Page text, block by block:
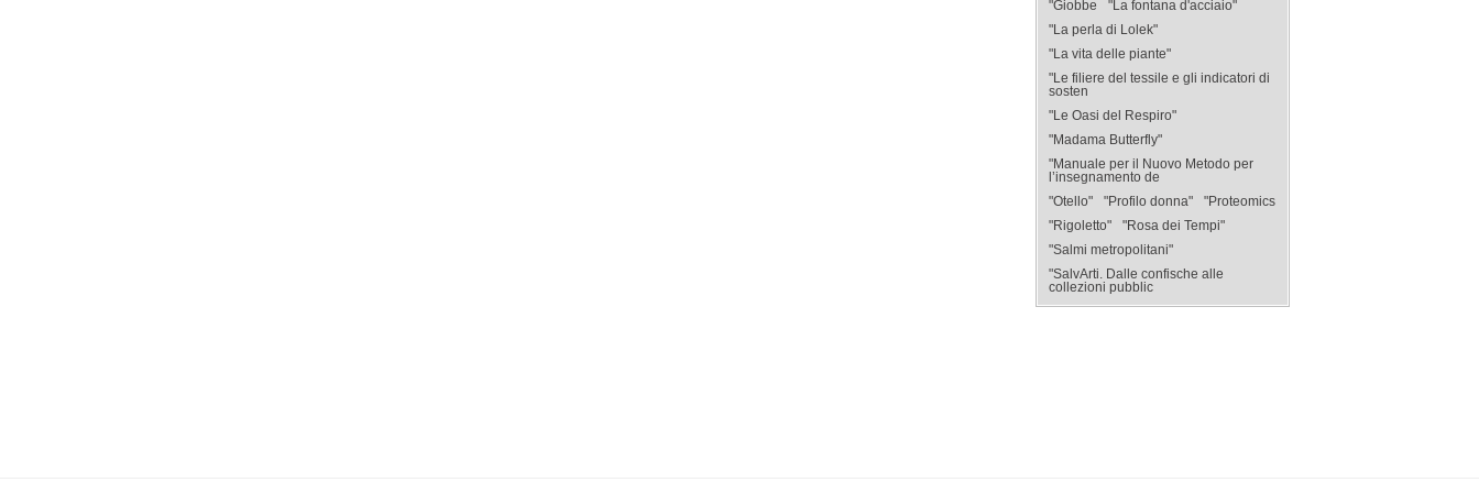
"Giobbe
"La fontana d'acciaio"
"La perla di Lolek"
"La vita delle piante"
"Le filiere del tessile e gli indicatori di
sosten
"Le Oasi del Respiro"
"Madama Butterfly"
"Manuale per il Nuovo Metodo per
l’insegnamento de
"Otello"
"Profilo donna"
"Proteomics
"Rigoletto"
"Rosa dei Tempi"
"Salmi metropolitani"
"SalvArti. Dalle confische alle
collezioni pubblic